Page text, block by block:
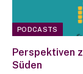
PODCASTS
Perspektiven
Süden